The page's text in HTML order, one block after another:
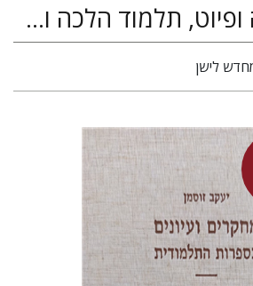
מקרא, תפילה ופיוט, תלמוד הלכה ומדרש, פילוסופיה ומחשבה יהודית, קבץ על יד, דברים שבכתב היוצאים לאור בפעם הראשונה
לישן